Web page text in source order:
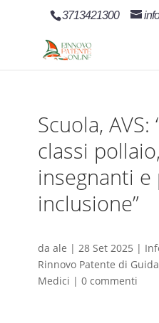
3713421300
Scuola, AVS:
classi
insegnanti e
inclusione”
da ale | 28 Set 2025 |
Rinnovo Patente di Guida
Medici | 0 commenti